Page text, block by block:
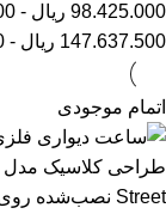
98.425.000 ریال -
147.637.500 ریال -
اتمام موجودی